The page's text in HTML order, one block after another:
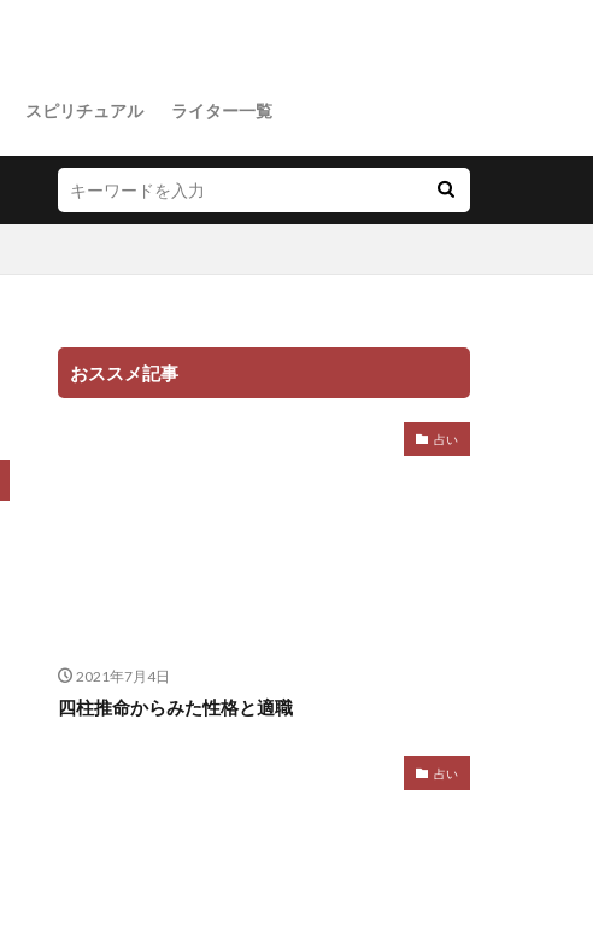
スピリチュアル ライター一覧
おススメ記事
占い
2021年7月4日
四柱推命からみた性格と適職
占い